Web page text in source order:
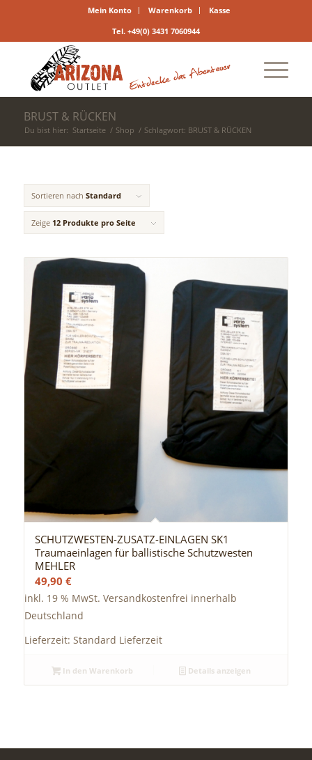
Mein Konto Warenkorb
Kasse
Tel. +49(0) 3431 7060944
BRUST & RÜCKEN
Du bist hier: Startseite / Shop / Schlagwort: BRUST & RÜCKEN
Sortieren nach Standard
Zeige 12 Produkte pro Seite
SCHUTZWESTEN-ZUSATZ-EINLAGEN SK1
Traumaeinlagen für ballistische Schutzwesten
MEHLER
49,90 €
inkl. 19 % MwSt. Versandkostenfrei innerhalb
Deutschland
Lieferzeit: Standard Lieferzeit
In den Warenkorb Details anzeigen